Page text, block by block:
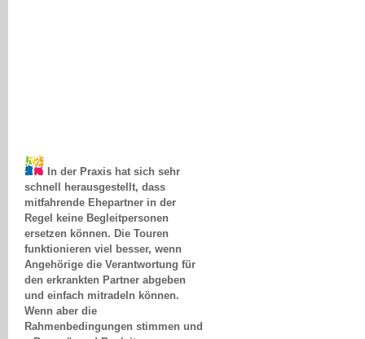
schnell herausgestellt, dass
mitfahrende Ehepartner in der
Regel keine Begleitpersonen
ersetzen können. Die Touren
funktionieren viel besser, wenn
Angehörige die Verantwortung für
den erkrankten Partner abgeben
und einfach mitradeln können.
Wenn aber die
Rahmenbedingungen stimmen und
z.B. genügend Begleitpersonen